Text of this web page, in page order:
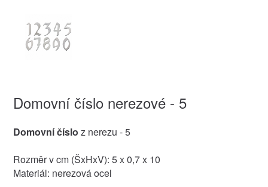
Domovní číslo nerezové - 5
Domovní číslo z nerezu - 5
Rozměr v cm (ŠxHxV): 5 x 0,7 x 10
Materiál: nerezová ocel